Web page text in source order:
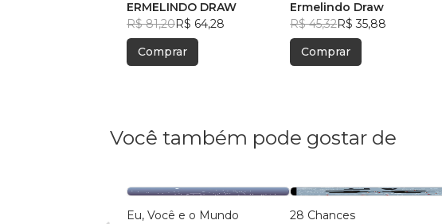
ERMELINDO DRAW
R$ 81,20R$ 64,28
Comprar
COLORIR
Ermelindo Draw
R$ 45,32R$ 35,88
Comprar
Você também pode gostar de
Eu, Você e o Mundo
28 Chances